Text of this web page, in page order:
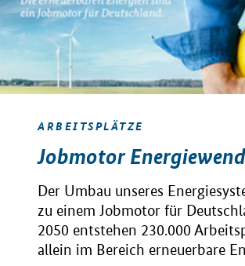
ARBEITSPLÄTZE
Jobmotor
Der Umbau unseres
zu einem Jobmotor für
2050 entstehen 230.000
allein im Bereich erneuerbare